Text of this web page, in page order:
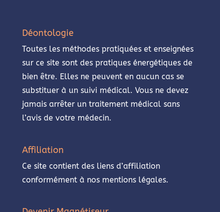
Déontologie
Toutes les méthodes pratiquées et enseignées
sur ce site sont des pratiques énergétiques de
bien être. Elles ne peuvent en aucun cas se
substituer à un suivi médical. Vous ne devez
jamais arrêter un traitement médical sans
l’avis de votre médecin.
Affiliation
Ce site contient des liens d’affiliation
conformément à nos mentions légales.